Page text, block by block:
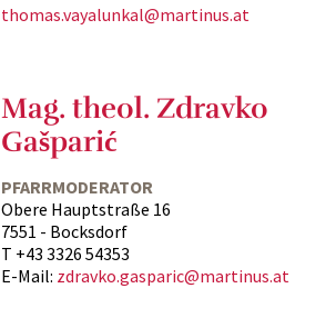
thomas.vayalunkal@martinus.at
Mag. theol. Zdravko
Gašparić
PFARRMODERATOR
Obere Hauptstraße 16
7551 - Bocksdorf
T +43 3326 54353
E-Mail: zdravko.gasparic@martinus.at